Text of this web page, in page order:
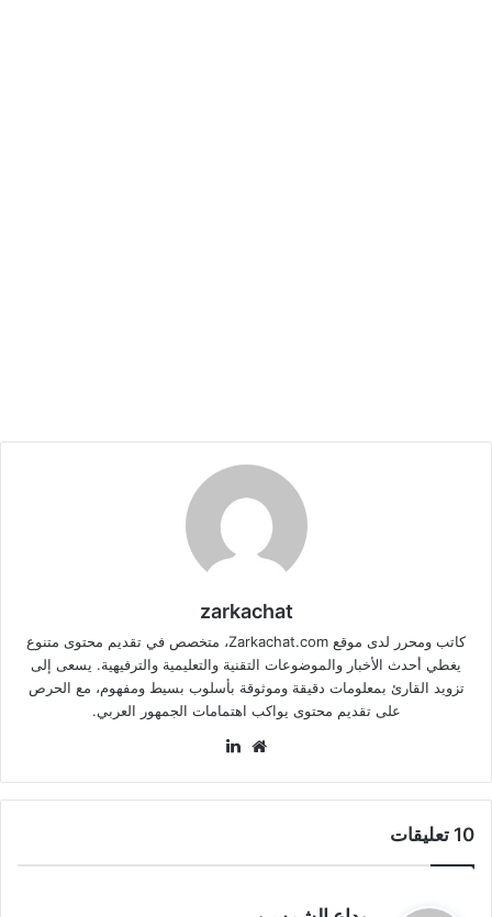
zarkachat
كاتب ومحرر لدى موقع Zarkachat.com، متخصص في تقديم محتوى متنوع
يغطي أحدث الأخبار والموضوعات التقنية والتعليمية والترفيهية. يسعى إلى
تزويد القارئ بمعلومات دقيقة وموثوقة بأسلوب بسيط ومفهوم، مع الحرص
على تقديم محتوى يواكب اهتمامات الجمهور العربي.
موقع
‫10 تعليقات